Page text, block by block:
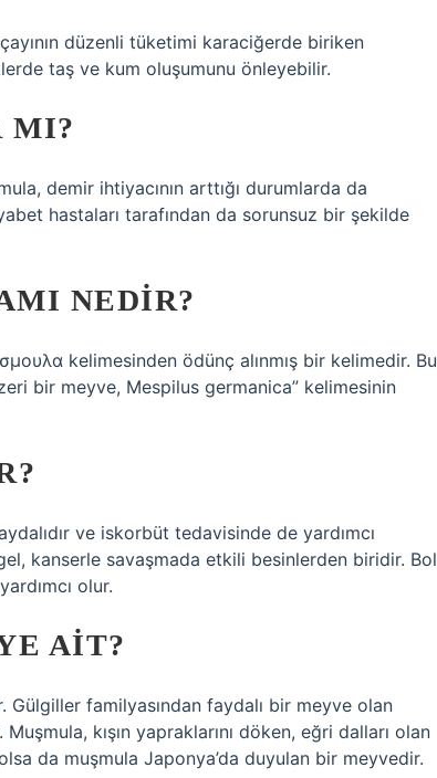
düzenli tüketimi karaciğerde biriken
taş ve kum oluşumunu önleyebilir.
MI?
demir ihtiyacının arttığı durumlarda da
hastaları tarafından da sorunsuz bir şekilde
NEDIR?
kelimesinden ödünç alınmış bir kelimedir. Bu
bir meyve, Mespilus germanica” kelimesinin
ve iskorbüt tedavisinde de yardımcı
kanserle savaşmada etkili besinlerden biridir. Bol
olur.
AIT?
familyasından faydalı bir meyve olan
kışın yapraklarını döken, eğri dalları olan
da muşmula Japonya’da duyulan bir meyvedir.